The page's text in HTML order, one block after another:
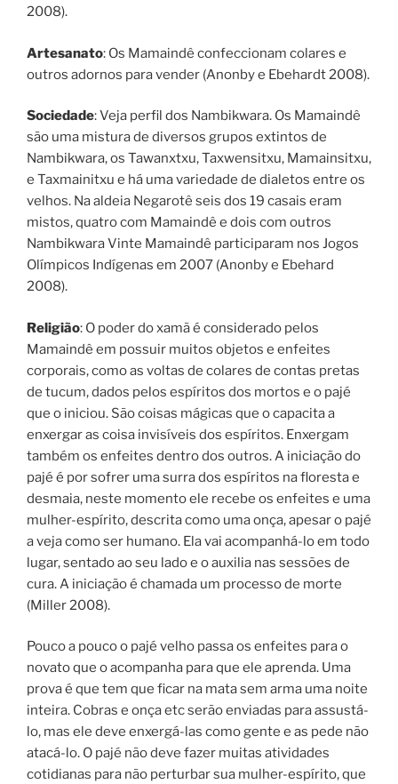
2008).
Artesanato: Os Mamaindê confeccionam colares e
outros adornos para vender (Anonby e Ebehardt 2008).
Sociedade: Veja perfil dos Nambikwara. Os Mamaindê
são uma mistura de diversos grupos extintos de
Nambikwara, os Tawanxtxu, Taxwensitxu, Mamainsitxu,
e Taxmainitxu e há uma variedade de dialetos entre os
velhos. Na aldeia Negarotê seis dos 19 casais eram
mistos, quatro com Mamaindê e dois com outros
Nambikwara Vinte Mamaindê participaram nos Jogos
Olímpicos Indígenas em 2007 (Anonby e Ebehard
2008).
Religião: O poder do xamã é considerado pelos
Mamaindê em possuir muitos objetos e enfeites
corporais, como as voltas de colares de contas pretas
de tucum, dados pelos espíritos dos mortos e o pajé
que o iniciou. São coisas mágicas que o capacita a
enxergar as coisa invisíveis dos espíritos. Enxergam
também os enfeites dentro dos outros. A iniciação do
pajé é por sofrer uma surra dos espíritos na floresta e
desmaia, neste momento ele recebe os enfeites e uma
mulher-espírito, descrita como uma onça, apesar o pajé
a veja como ser humano. Ela vai acompanhá-lo em todo
lugar, sentado ao seu lado e o auxilia nas sessões de
cura. A iniciação é chamada um processo de morte
(Miller 2008).
Pouco a pouco o pajé velho passa os enfeites para o
novato que o acompanha para que ele aprenda. Uma
prova é que tem que ficar na mata sem arma uma noite
inteira. Cobras e onça etc serão enviadas para assustá-
lo, mas ele deve enxergá-las como gente e as pede não
atacá-lo. O pajé não deve fazer muitas atividades
cotidianas para não perturbar sua mulher-espírito, que